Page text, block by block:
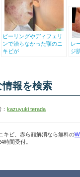
ピーリングやディフェリ
ンで治らなかった顎のニ
キビが
レ
ジ
報を検索
：kazuyuki terada
キビ、赤ら顔解消なら無料の
時間受付。